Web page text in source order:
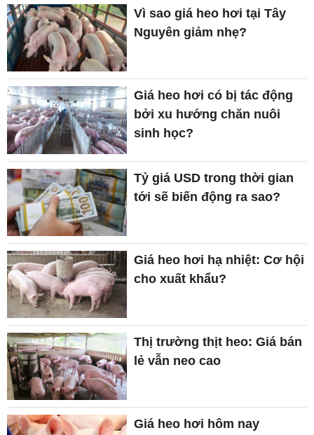
Vì sao giá heo hơi tại Tây
Nguyên giảm nhẹ?
Giá heo hơi có bị tác động
bởi xu hướng chăn nuôi
sinh học?
Tỷ giá USD trong thời gian
tới sẽ biến động ra sao?
Giá heo hơi hạ nhiệt: Cơ hội
cho xuất khẩu?
Thị trường thịt heo: Giá bán
lẻ vẫn neo cao
Giá heo hơi hôm nay